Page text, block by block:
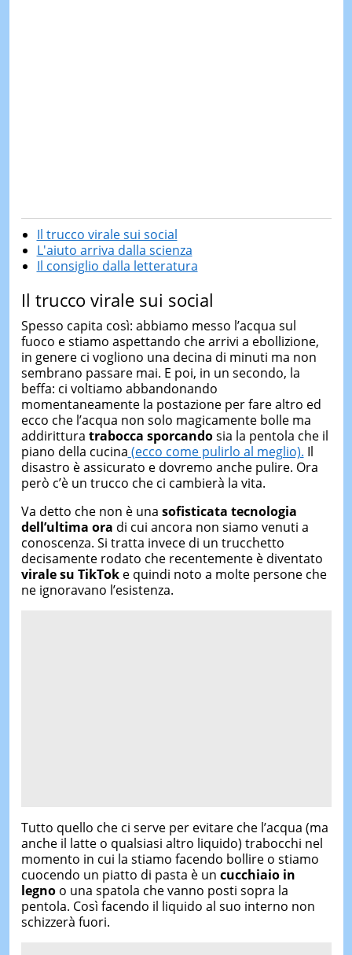
Il trucco virale sui social
L'aiuto arriva dalla scienza
Il consiglio dalla letteratura
Il trucco virale sui social
Spesso capita così: abbiamo messo l’acqua sul
fuoco e stiamo aspettando che arrivi a ebollizione,
in genere ci vogliono una decina di minuti ma non
sembrano passare mai. E poi, in un secondo, la
beffa: ci voltiamo abbandonando
momentaneamente la postazione per fare altro ed
ecco che l’acqua non solo magicamente bolle ma
addirittura trabocca sporcandosia la pentola che il
piano della cucina (ecco come pulirlo al meglio). Il
disastro è assicurato e dovremo anche pulire. Ora
però c’è un trucco che ci cambierà la vita.
Va detto che non è una sofisticata tecnologia
dell’ultima ora di cui ancora non siamo venuti a
conoscenza. Si tratta invece di un trucchetto
decisamente rodato che recentemente è diventato
virale su TikToke quindi noto a molte persone che
ne ignoravano l’esistenza.
Tutto quello che ci serve per evitare che l’acqua (ma
anche il latte o qualsiasi altro liquido) trabocchi nel
momento in cui la stiamo facendo bollire o stiamo
cuocendo un piatto di pasta è un cucchiaio in
legnoo una spatola che vanno posti sopra la
pentola. Così facendo il liquido al suo interno non
schizzerà fuori.